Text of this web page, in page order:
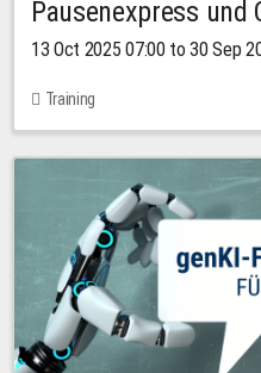
Pausenexpress und
13 Oct 2025 07:00 to 30 Sep
Training